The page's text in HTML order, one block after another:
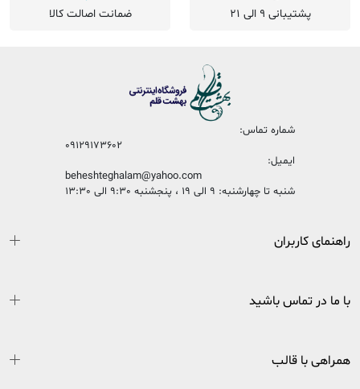
پشتیبانی 9 الی 21 ضمانت اصالت کالا
شماره تماس:
09129173602
ایمیل:
beheshteghalam@yahoo.com
شنبه تا چهارشنبه: 9 الی 19 ، پنجشنبه 9:30 الی 13:30
راهنمای کاربران
با ما در تماس باشید
همراهی با قالب